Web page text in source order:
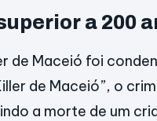
a 200
de Maceió foi
de Maceió”, o
a morte de um